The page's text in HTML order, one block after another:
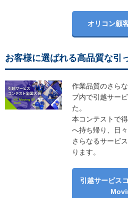
オリコン顧
お客様に選ばれる高品質な引
作業品質のさら
プ内で引越サー
た。
本コンテストで
へ持ち帰り、日
さらなるサービ
ります。
引越サービス